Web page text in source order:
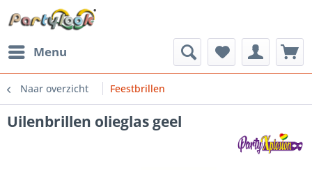
Menu
Naar overzicht Feestbrillen
Uilenbrillen olieglas geel